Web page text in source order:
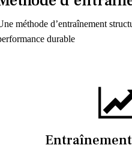
méthode d’entraînement
durable